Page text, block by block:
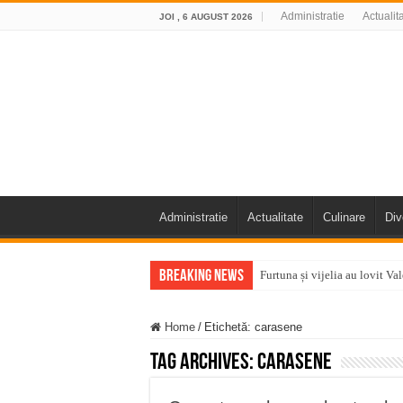
JOI , 6 AUGUST 2026 Administratie
Administratie Actualitate Culinare
Breaking News Furtuna și vijelia au lovit
ANUNŢ OPRIRE ANUNŢ
Anunț important – Închidere
Home / Etichetă: carasene
Tag Archives:carasene